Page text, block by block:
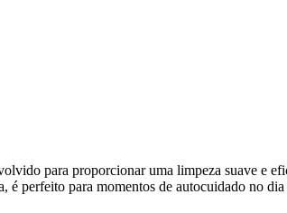
para proporcionar uma limpeza suave e
é perfeito para momentos de autocuidado no dia